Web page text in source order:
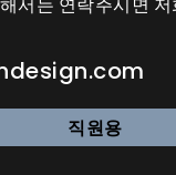
서는 연락주시면
직원용